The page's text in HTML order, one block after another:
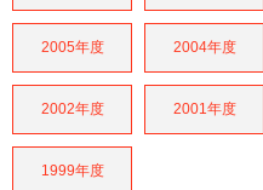
2005年度 2004年度
2002年度 2001年度
1999年度